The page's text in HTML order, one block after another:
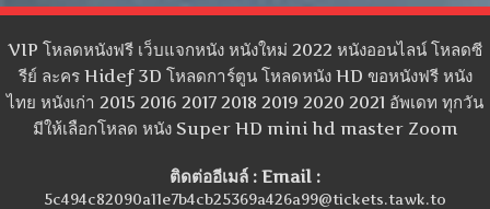
VIP โหลดหนังฟรี เว็บแจกหนัง หนังใหม่ 2022 หนังออนไลน์ โหลดซี
รีย์ ละคร Hidef 3D โหลดการ์ตูน โหลดหนัง HD ขอหนังฟรี หนัง
ไทย หนังเก่า 2015 2016 2017 2018 2019 2020 2021 อัพเดท ทุกวัน
มีให้เลือกโหลด หนัง Super HD mini hd master Zoom
ติดต่ออีเมล์ : Email :
5c494c82090a11e7b4cb25369a426a99@tickets.tawk.to